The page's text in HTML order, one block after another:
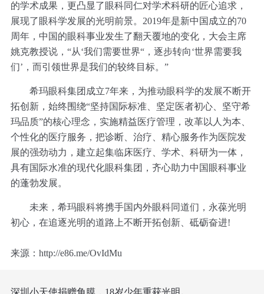
的学术成果，更凸显了眼科同仁对学术科研的匠心追求，
展现了眼科学发展的光明前景。2019年是新中国成立的70
周年，中国的眼科事业发生了翻天覆地的变化，大会主席
姚克教授说，“从‘我们需要世界“，逐步转向‘世界需要我
们’，而引领世界是我们的较终目标。”
希玛眼科集团成立7年来，为推动眼科学的发展不断开
拓创新，始终围绕“坚持国际标准、坚定医者初心、坚守希
玛品质”的核心理念，实施精益医疗管理，改革以人为本、
个性化的医疗服务，把诊断、治疗、精心服务作为医院发
展的强劲动力，建立起集临床医疗、学术、科研为一体，
具有国际水准的现代化眼科集团，齐心助力中国眼科事业
的蓬勃发展。
未来，希玛眼科将携手国内外眼科同道们，永葆光明
初心，在追逐光明的道路上不断开拓创新、砥砺奋进!
来源：http://e86.me/OvIdMu
深圳小天使捐赠角膜，18岁少年重获光明。